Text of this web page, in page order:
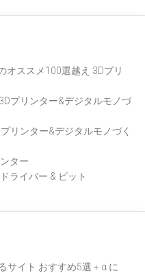
ススメ100選越え 3Dプリ
プリンター&デジタルモノづ
リンター&デジタルモノづく
ター
ライバー & ビット
サイト おすすめ5選 + α に